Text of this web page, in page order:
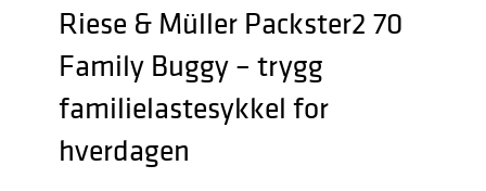
Riese & Müller Packster2 70
Family Buggy – trygg
familielastesykkel for
hverdagen